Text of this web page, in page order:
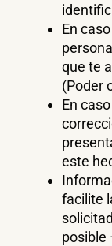
En
que te
(Poder
En
este
facilite
posible